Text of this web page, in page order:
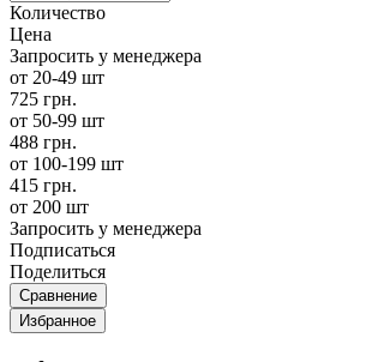
Количество
Цена
Запросить у менеджера
от 20-49 шт
725 грн.
от 50-99 шт
488 грн.
от 100-199 шт
415 грн.
от 200 шт
Запросить у менеджера
Подписаться
Поделиться
Сравнение
Избранное